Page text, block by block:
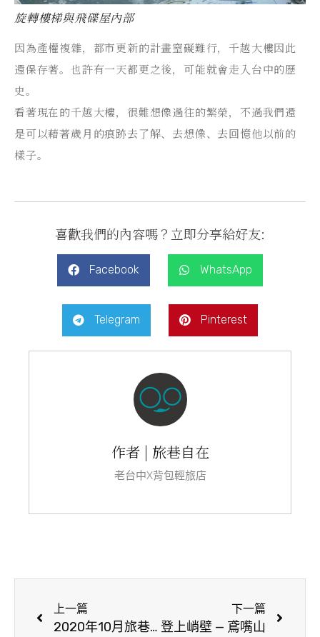
旋轉樓梯與飛碟屋內部
因為產權複雜，都市更新的計畫窒礙難行，千越大樓因此
還保存著。也許有一天都更之後，可能就會走入台中的歷
史。
看著現在的千越大樓，很難想像過往的繁榮，不過我們還
是可以藉著歲月的痕跡去了解、去想像、去回憶他以前的
樣子。
喜歡我們的內容嗎？立即分享給好友:
Facebook WhatsApp
Telegram Pinterest
作者 | 旅巷自在
老台中X背包輕旅店
上一篇
2020年10月旅巷活動公告
下一篇
登上峭壁 — 鳶嘴山